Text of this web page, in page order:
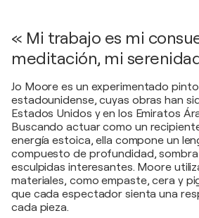
« Mi trabajo es mi
meditación, mi
Jo Moore es un experimentado
estadounidense, cuyas obras han
Estados Unidos y en los Emiratos
Buscando actuar como un
energía estoica, ella compone un
compuesto de profundidad,
esculpidas interesantes. Moore
materiales, como empaste, cera y
que cada espectador sienta una
cada pieza.